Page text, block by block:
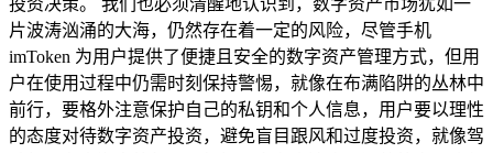
片波涛汹涌的大海，仍然存在着一定的风险，尽管手机
imToken 为用户提供了便捷且安全的数字资产管理方式，但用
户在使用过程中仍需时刻保持警惕，就像在布满陷阱的丛林中
前行，要格外注意保护自己的私钥和个人信息，用户要以理性
的态度对待数字资产投资，避免盲目跟风和过度投资，就像驾